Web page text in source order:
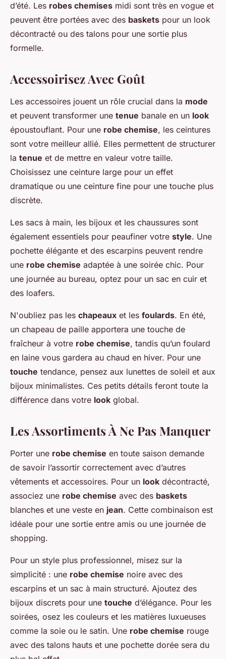
d’été. Les robes chemises midi sont très en vogue et
peuvent être portées avec des baskets pour un look
décontracté ou des talons pour une sortie plus
formelle.
Accessoirisez Avec Goût
Les accessoires jouent un rôle crucial dans la mode
et peuvent transformer une tenue banale en un look
époustouflant. Pour une robe chemise, les ceintures
sont votre meilleur allié. Elles permettent de structurer
la tenue et de mettre en valeur votre taille.
Choisissez une ceinture large pour un effet
dramatique ou une ceinture fine pour une touche plus
discrète.
Les sacs à main, les bijoux et les chaussures sont
également essentiels pour peaufiner votre style. Une
pochette élégante et des escarpins peuvent rendre
une robe chemise adaptée à une soirée chic. Pour
une journée au bureau, optez pour un sac en cuir et
des loafers.
N'oubliez pas les chapeaux et les foulards. En été,
un chapeau de paille apportera une touche de
fraîcheur à votre robe chemise, tandis qu’un foulard
en laine vous gardera au chaud en hiver. Pour une
touche tendance, pensez aux lunettes de soleil et aux
bijoux minimalistes. Ces petits détails feront toute la
différence dans votre look global.
Les Assortiments À Ne Pas Manquer
Porter une robe chemise en toute saison demande
de savoir l’assortir correctement avec d’autres
vêtements et accessoires. Pour un look décontracté,
associez une robe chemise avec des baskets
blanches et une veste en jean. Cette combinaison est
idéale pour une sortie entre amis ou une journée de
shopping.
Pour un style plus professionnel, misez sur la
simplicité : une robe chemise noire avec des
escarpins et un sac à main structuré. Ajoutez des
bijoux discrets pour une touche d’élégance. Pour les
soirées, osez les couleurs et les matières luxueuses
comme la soie ou le satin. Une robe chemise rouge
avec des talons hauts et une pochette dorée sera du